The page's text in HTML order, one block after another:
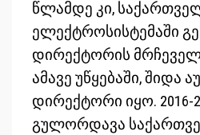
წლამდე კი,
ელექტროსისტემაში
დირექტორის
ამავე უწყებაში, შიდა
დირექტორი იყო. 2016-
გულორდავა